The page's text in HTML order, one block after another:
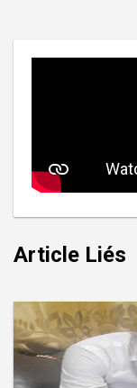
Article Liés